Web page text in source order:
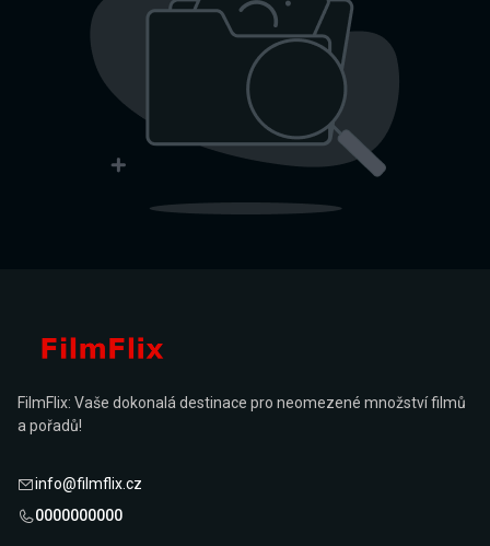
FilmFlix: Vaše dokonalá destinace pro neomezené množství filmů
a pořadů!
info@filmflix.cz
0000000000